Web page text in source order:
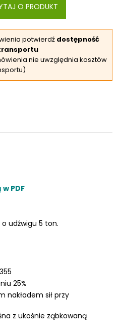
O PRODUKT
potwierdź dostępność
nie uwzględnia kosztów
PDF
udźwigu 5 ton.
25%
nakładem sił przy
z ukośnie ząbkowaną